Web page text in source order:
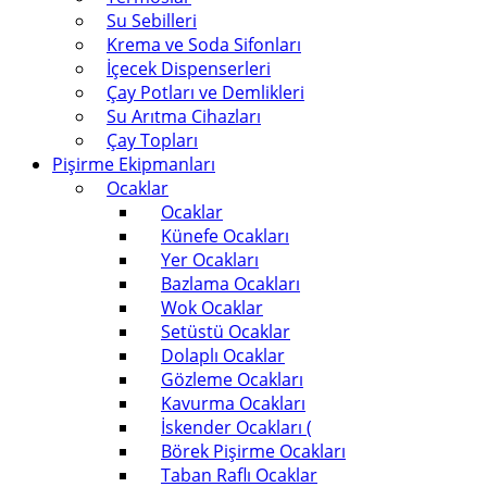
Su Sebilleri
Krema ve Soda Sifonları
İçecek Dispenserleri
Çay Potları ve Demlikleri
Su Arıtma Cihazları
Çay Topları
Pişirme Ekipmanları
Ocaklar
Ocaklar
Künefe Ocakları
Yer Ocakları
Bazlama Ocakları
Wok Ocaklar
Setüstü Ocaklar
Dolaplı Ocaklar
Gözleme Ocakları
Kavurma Ocakları
İskender Ocakları (
Börek Pişirme Ocakları
Taban Raflı Ocaklar